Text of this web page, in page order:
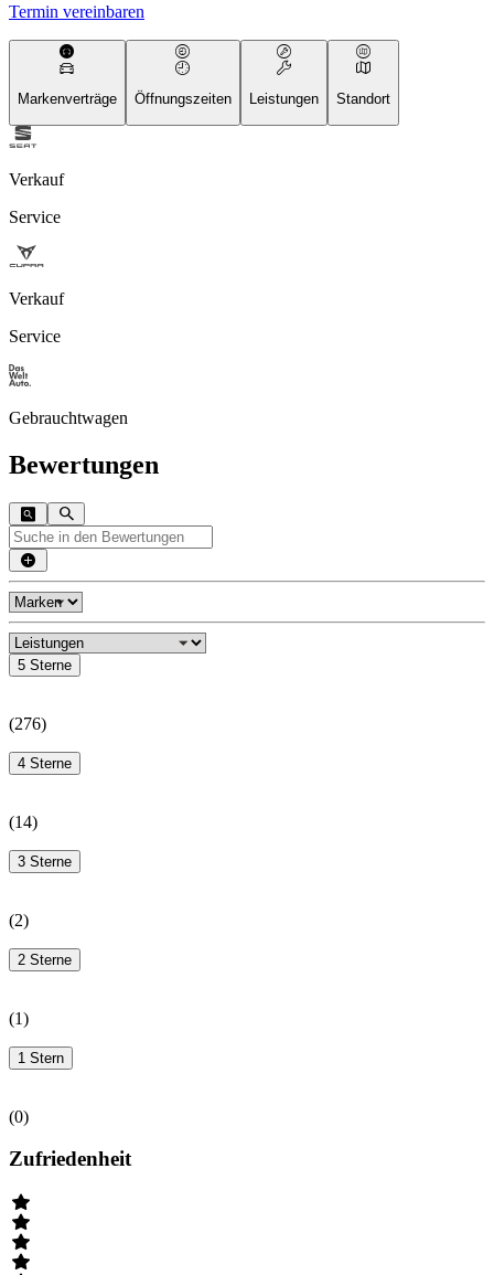
Termin vereinbaren
Markenverträge Öffnungszeiten Leistungen Standort
Verkauf
Service
Verkauf
Service
Gebrauchtwagen
Bewertungen
5 Sterne
(276)
4 Sterne
(14)
3 Sterne
(2)
2 Sterne
(1)
1 Stern
(0)
Zufriedenheit